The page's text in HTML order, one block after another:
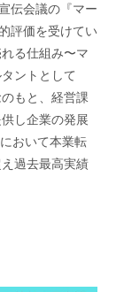
伝会議の『マー
評価を受けてい
る仕組み〜マ
ントとして
もと、経営課
し企業の発展
おいて本業転
過去最高実績